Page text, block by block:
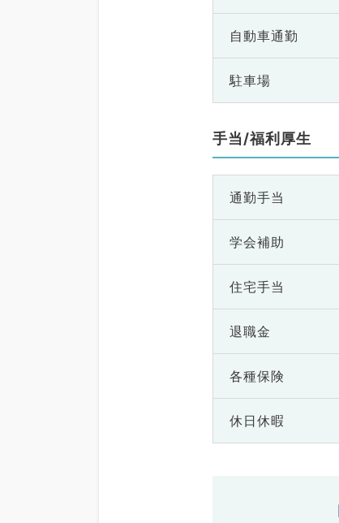
自動車通勤
駐車場
手当/福利厚生
通勤手当
学会補助
住宅手当
退職金
各種保険
休日休暇